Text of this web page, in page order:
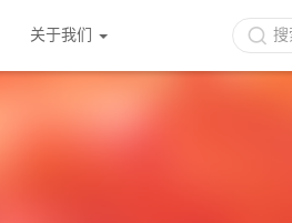
关于我们 搜